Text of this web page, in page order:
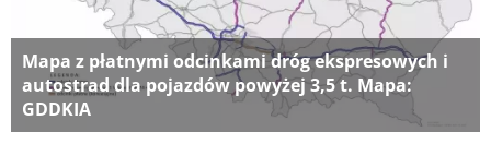
Mapa z płatnymi odcinkami dróg ekspresowych i
autostrad dla pojazdów powyżej 3,5 t. Mapa:
GDDKIA